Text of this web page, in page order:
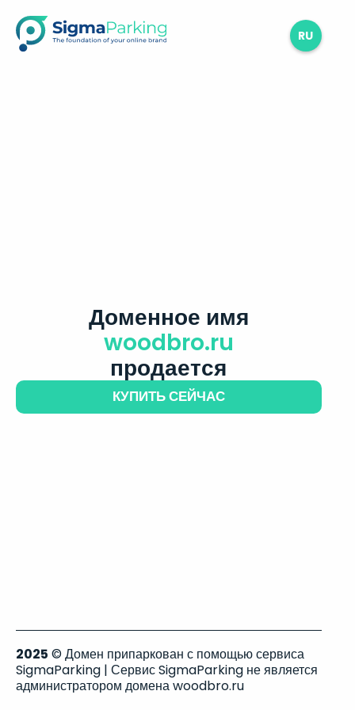
RU
Доменное имя
woodbro.ru
продается
КУПИТЬ СЕЙЧАС
2025 © Домен припаркован с помощью сервиса
SigmaParking | Сервис SigmaParking не является
администратором домена woodbro.ru